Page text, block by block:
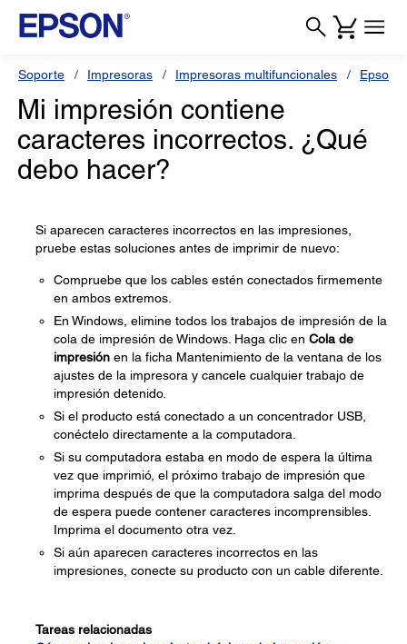
Soporte Impresoras Impresoras multifuncionales Epson L
Mi impresión contiene
caracteres incorrectos. ¿Qué
debo hacer?
Si aparecen caracteres incorrectos en las impresiones,
pruebe estas soluciones antes de imprimir de nuevo:
Compruebe que los cables estén conectados firmemente
en ambos extremos.
En Windows, elimine todos los trabajos de impresión de la
cola de impresión de Windows. Haga clic en Cola de
impresión en la ficha Mantenimiento de la ventana de los
ajustes de la impresora y cancele cualquier trabajo de
impresión detenido.
Si el producto está conectado a un concentrador USB,
conéctelo directamente a la computadora.
Si su computadora estaba en modo de espera la última
vez que imprimió, el próximo trabajo de impresión que
imprima después de que la computadora salga del modo
de espera puede contener caracteres incomprensibles.
Imprima el documento otra vez.
Si aún aparecen caracteres incorrectos en las
impresiones, conecte su producto con un cable diferente.
Tareas relacionadas